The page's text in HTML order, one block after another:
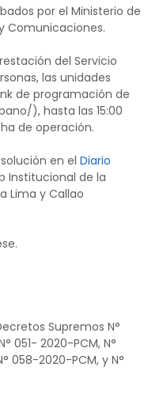
por el Ministerio de
Comunicaciones.
del Servicio
las unidades
de programación de
), hasta las 15:00
de operación.
en el Diario
Institucional de la
Lima y Callao
Supremos N°
051- 2020-PCM, N°
058-2020-PCM, y N°